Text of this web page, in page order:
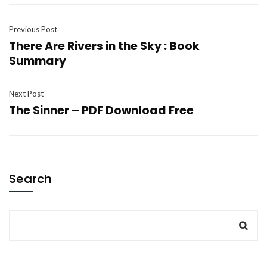
Previous Post
There Are Rivers in the Sky : Book
Summary
Next Post
The Sinner – PDF Download Free
Search